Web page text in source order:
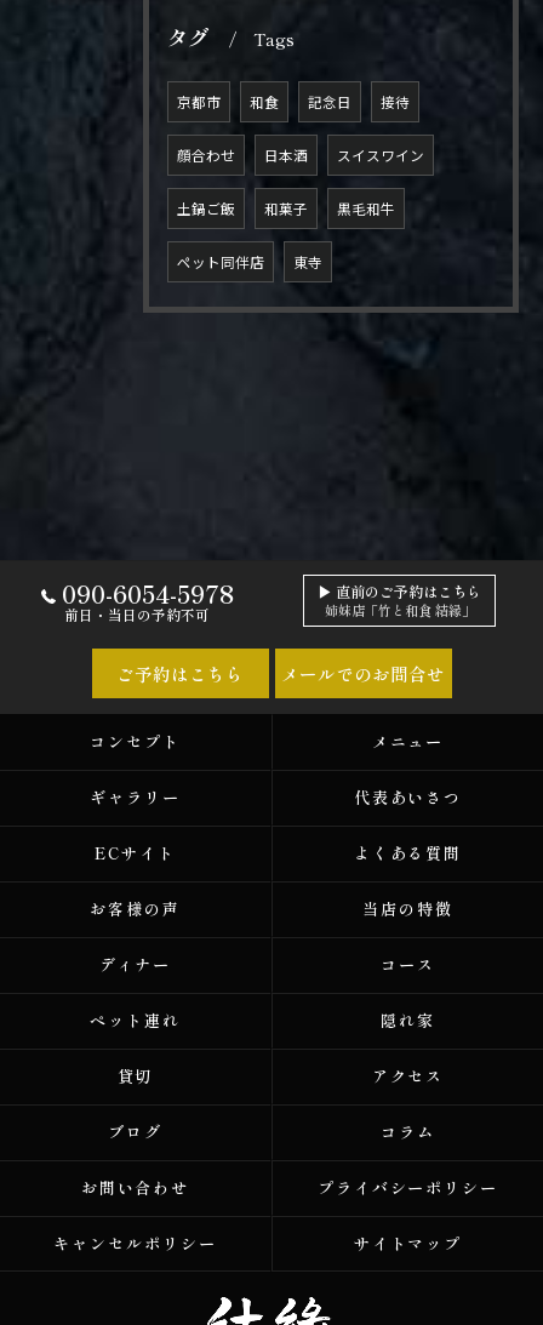
タグ Tags
京都市 和食 記念日 接待
顔合わせ 日本酒 スイスワイン
土鍋ご飯 和菓子 黒毛和牛
ペット同伴店 東寺
090-6054-5978
前日・当日の予約不可
▶ 直前のご予約はこちら
姉妹店「竹と和食 結縁」
ご予約はこちら メールでのお問合せ
コンセプト メニュー
ギャラリー 代表あいさつ
ECサイト よくある質問
お客様の声 当店の特徴
ディナー コース
ペット連れ 隠れ家
貸切 アクセス
ブログ コラム
お問い合わせ プライバシーポリシー
キャンセルポリシー サイトマップ